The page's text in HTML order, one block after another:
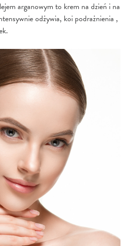
arganowym to krem na dzień i na
odżywia, koi podrażnienia ,